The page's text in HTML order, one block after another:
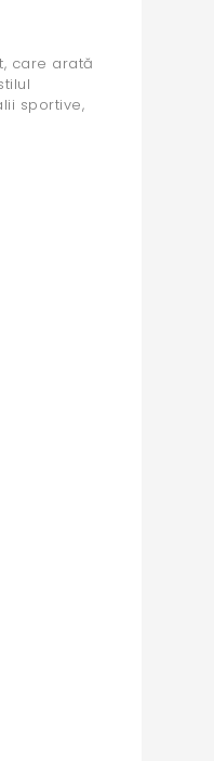
care arată
sportive,